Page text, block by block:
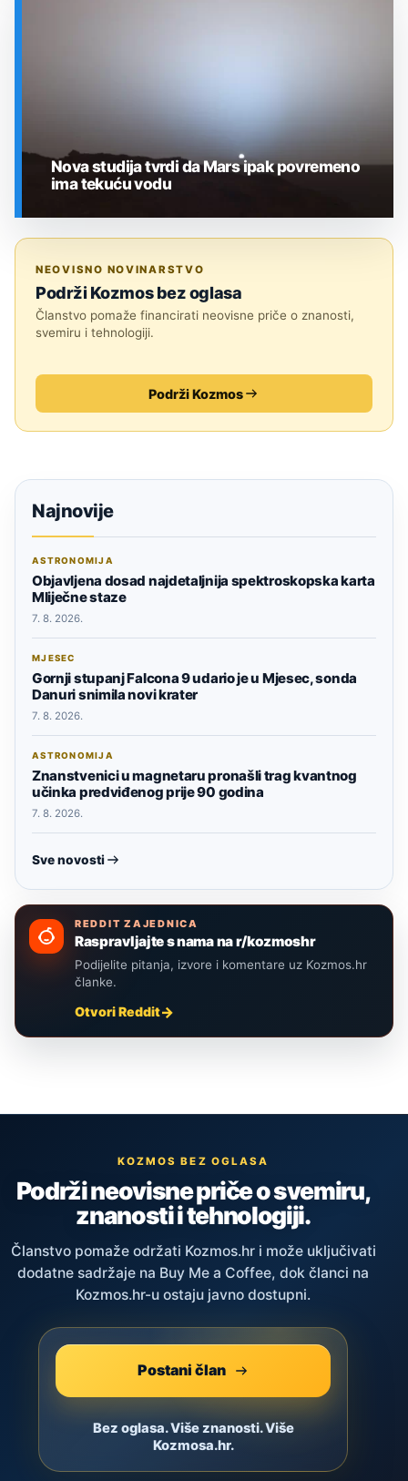
Nova studija tvrdi da Mars ipak povremeno
ima tekuću vodu
NEOVISNO NOVINARSTVO
Podrži Kozmos bez oglasa
Članstvo pomaže financirati neovisne priče o znanosti,
svemiru i tehnologiji.
Podrži Kozmos
Najnovije
ASTRONOMIJA
Objavljena dosad najdetaljnija spektroskopska karta
Mliječne staze
7. 8. 2026.
MJESEC
Gornji stupanj Falcona 9 udario je u Mjesec, sonda
Danuri snimila novi krater
7. 8. 2026.
ASTRONOMIJA
Znanstvenici u magnetaru pronašli trag kvantnog
učinka predviđenog prije 90 godina
7. 8. 2026.
Sve novosti
REDDIT ZAJEDNICA
Raspravljajte s nama na r/kozmoshr
Podijelite pitanja, izvore i komentare uz Kozmos.hr
članke.
Otvori Reddit
KOZMOS BEZ OGLASA
Podrži neovisne priče o svemiru,
znanosti i tehnologiji.
Članstvo pomaže održati Kozmos.hr i može uključivati
dodatne sadržaje na Buy Me a Coffee, dok članci na
Kozmos.hr-u ostaju javno dostupni.
Postani član
Bez oglasa. Više znanosti. Više
Kozmosa.hr.